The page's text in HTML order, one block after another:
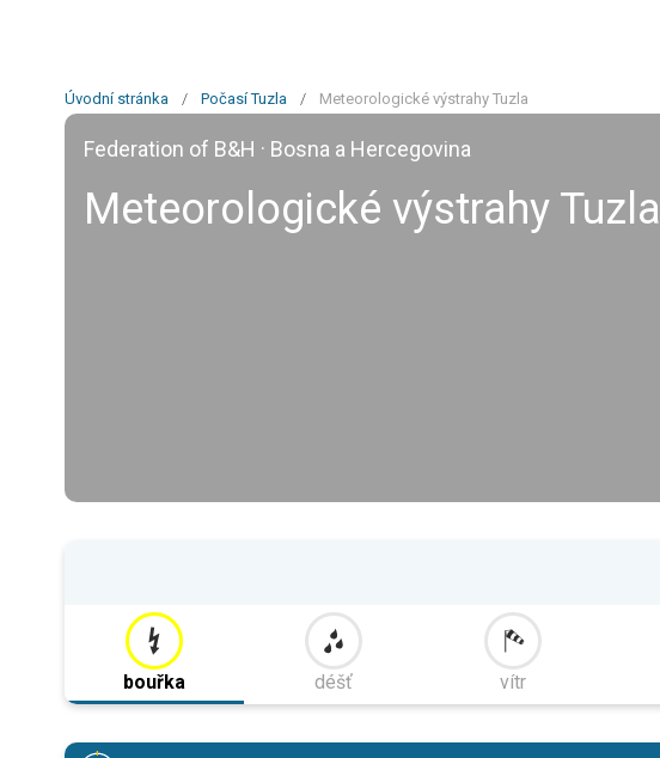
Úvodní stránka / Počasí Tuzla / Meteorologické výstrahy Tuzla
Federation of B&H · Bosna a Hercegovina
Meteorologické výstrahy Tuzla
bouřka déšť vítr